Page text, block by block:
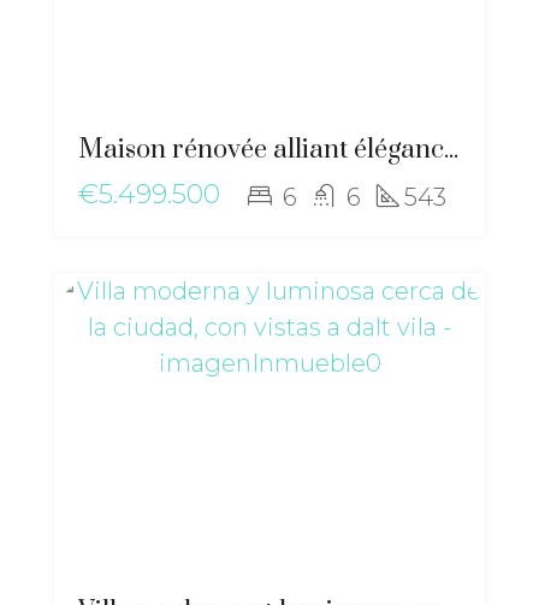
Maison rénovée alliant élégance moderne et essence méditerranéenne près de Sant Josep – ma-2511
€5.499.500
6 6 543